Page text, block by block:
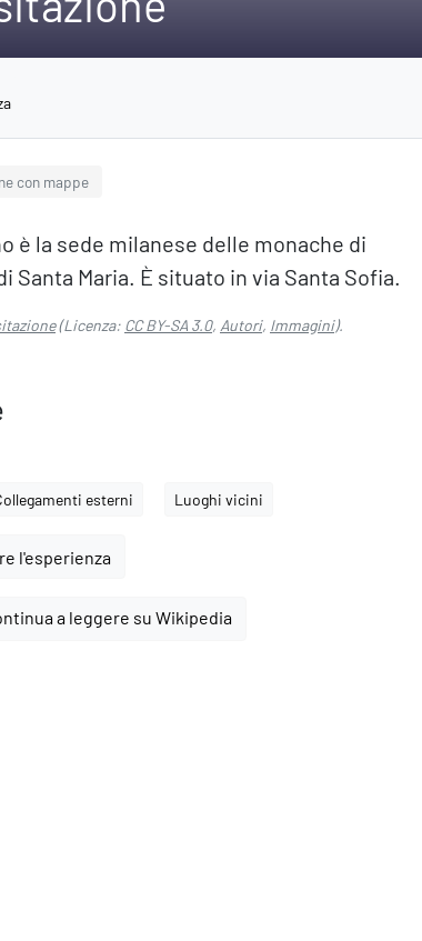
con mappe
è la sede milanese delle monache di
Maria. È situato in via Santa Sofia.
(Licenza: CC BY-SA 3.0, Autori, Immagini).
esterni Luoghi vicini
l'esperienza
a leggere su Wikipedia